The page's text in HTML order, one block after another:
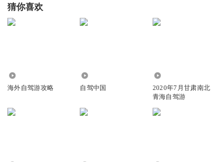
阳台上弄个浴缸？牛X
猜你喜欢
海外自驾游攻略 自驾中国
2020年7月甘肃南北
青海自驾游